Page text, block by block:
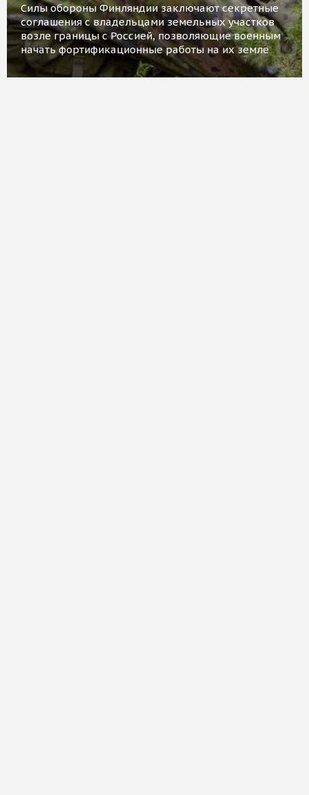
Силы обороны Финляндии заключают секретные
соглашения с владельцами земельных участков
возле границы с Россией, позволяющие военным
начать фортификационные работы на их земле